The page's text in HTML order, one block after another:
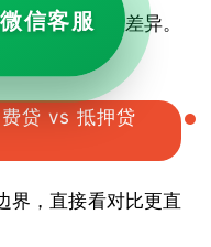
辑上有明显差异。
贷 vs 抵押贷
界，直接看对比更直
信客服